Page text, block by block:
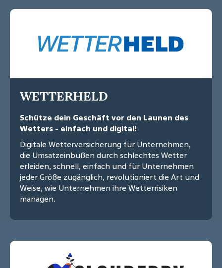
WETTERHELD
Schütze dein Geschäft vor den Launen des
Wetters - einfach und digital!
Digitale Wetterversicherung für Unternehmen,
die Umsatzeinbußen durch schlechtes Wetter
erleiden, schnell, einfach und für Unternehmen
jeder Größe zugänglich, revolutioniert die Art und
Weise, wie Unternehmen ihre Wetterrisiken
managen.